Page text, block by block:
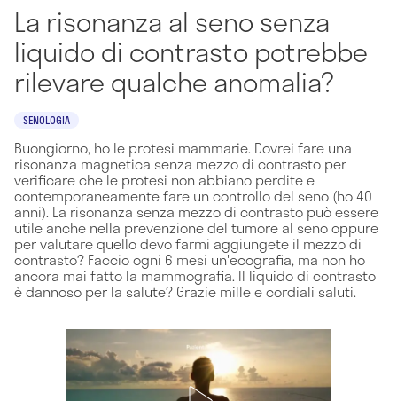
La risonanza al seno senza
liquido di contrasto potrebbe
rilevare qualche anomalia?
SENOLOGIA
Buongiorno, ho le protesi mammarie. Dovrei fare una
risonanza magnetica senza mezzo di contrasto per
verificare che le protesi non abbiano perdite e
contemporaneamente fare un controllo del seno (ho 40
anni). La risonanza senza mezzo di contrasto può essere
utile anche nella prevenzione del tumore al seno oppure
per valutare quello devo farmi aggiungete il mezzo di
contrasto? Faccio ogni 6 mesi un'ecografia, ma non ho
ancora mai fatto la mammografia. Il liquido di contrasto
è dannoso per la salute? Grazie mille e cordiali saluti.